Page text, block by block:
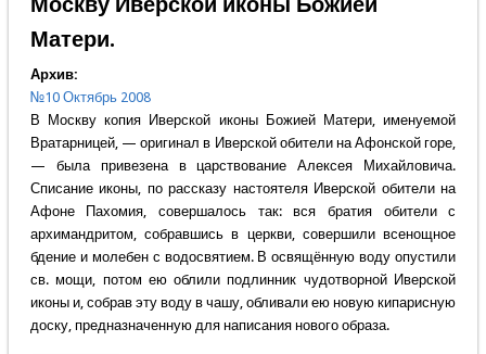
Матери.
Архив:
№10 Октябрь 2008
В Москву копия Иверской иконы Божией Матери, именуемой
Вратарницей, — оригинал в Иверской обители на Афонской горе,
— была привезена в царствование Алексея Михайловича.
Списание иконы, по рассказу настоятеля Иверской обители на
Афоне Пахомия, совершалось так: вся братия обители с
архимандритом, собравшись в церкви, совершили всенощное
бдение и молебен с водосвятием. В освящённую воду опустили
св. мощи, потом ею облили подлинник чудотворной Иверской
иконы и, собрав эту воду в чашу, обливали ею новую кипарисную
доску, предназначенную для написания нового образа.